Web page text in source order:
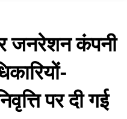
जनरेशन कंपनी
पर दी गई